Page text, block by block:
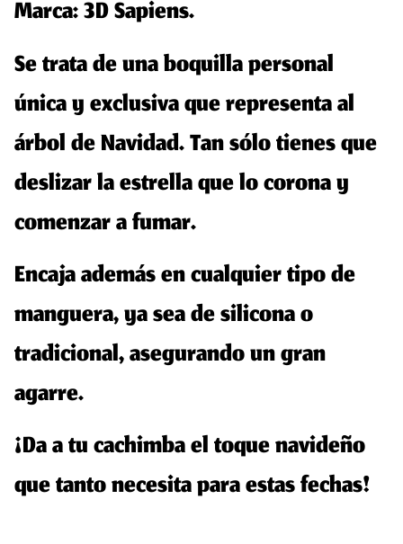
Marca: 3D Sapiens.
Se trata de una boquilla personal
única y exclusiva querepresenta al
árbol de Navidad. Tan sólo tienes que
deslizar la estrella que lo corona y
comenzar a fumar.
Encaja además en cualquier tipo de
manguera, ya sea de silicona o
tradicional, asegurando un gran
agarre.
¡Da a tu cachimba el toque navideño
que tanto necesita para estas fechas!